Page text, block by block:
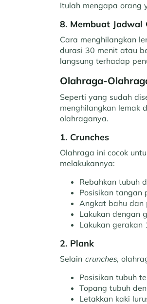
Itulah mengapa orang
8. Membuat
Cara menghilangkan
durasi 30 menit atau
langsung terhadap
Olahraga-
Seperti yang sudah
menghilangkan lemak
olahraganya.
1. Crunches
Olahraga ini cocok
melakukannya:
Rebahkan tubuh
Posisikan tangan
Angkat bahu dan
Lakukan dengan
Lakukan gerakan
2. Plank
Selain crunches,
Posisikan tubuh
Topang tubuh
Letakkan kaki